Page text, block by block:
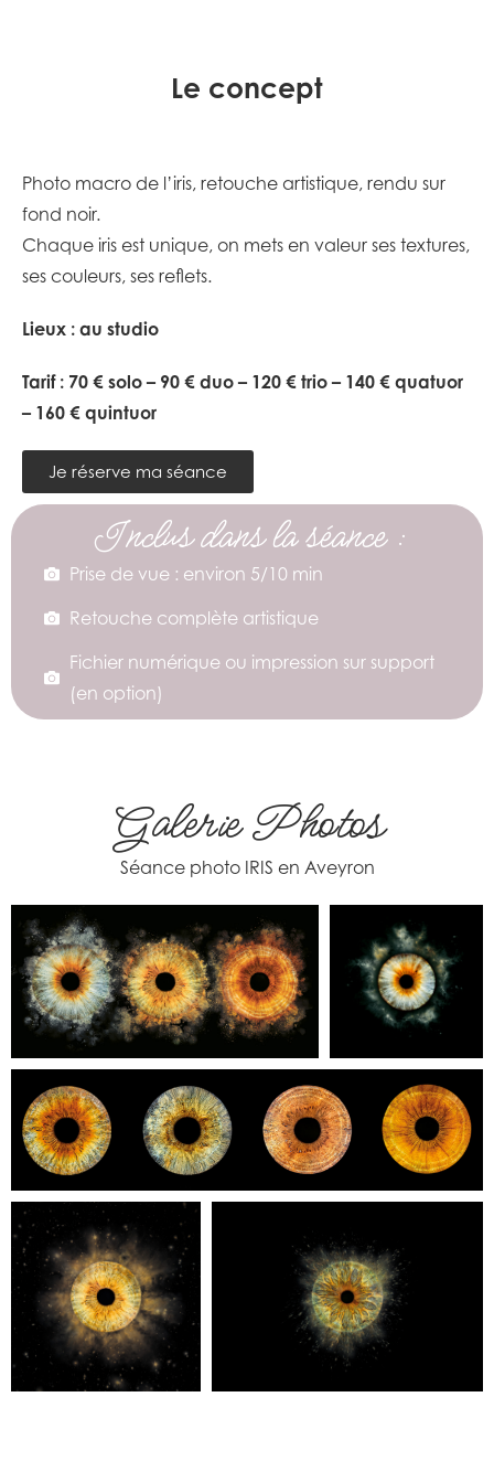
Le concept
Photo macro de l’iris, retouche artistique, rendu sur
fond noir.
Chaque iris est unique, on mets en valeur ses textures,
ses couleurs, ses reflets.
Lieux : au studio
Tarif : 70 € solo – 90 € duo – 120 € trio – 140 € quatuor
– 160 € quintuor
Je réserve ma séance
Inclus dans la séance :
Prise de vue : environ 5/10 min
Retouche complète artistique
Fichier numérique ou impression sur support
(en option)
Galerie Photos
Séance photo IRIS en Aveyron